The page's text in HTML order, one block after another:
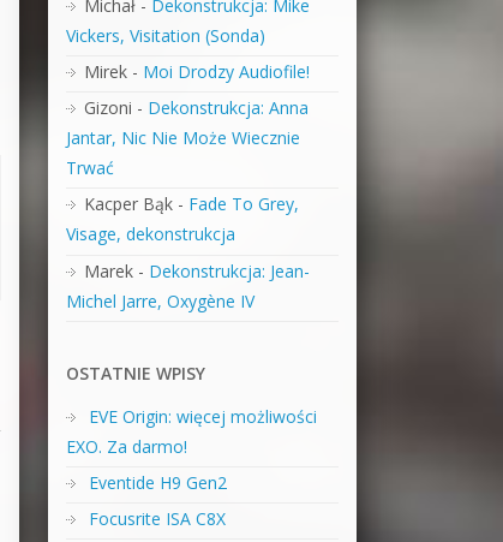
Michał- Dekonstrukcja: Mike
Vickers, Visitation (Sonda)
Mirek- Moi Drodzy Audiofile!
Gizoni - Dekonstrukcja: Anna
Jantar, Nic Nie Może Wiecznie
Trwać
Kacper Bąk- Fade To Grey,
Visage, dekonstrukcja
Marek- Dekonstrukcja: Jean-
Michel Jarre, Oxygène IV
OSTATNIE WPISY
EVE Origin: więcej możliwości
EXO. Za darmo!
Eventide H9 Gen2
Focusrite ISA C8X